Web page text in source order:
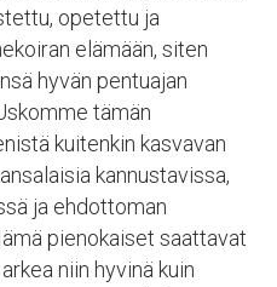
opetettu ja
elämään, siten
hyvän pentuajan
tämän
kuitenkin kasvavan
kannustavissa,
ja ehdottoman
pienokaiset saattavat
niin hyvinä kuin